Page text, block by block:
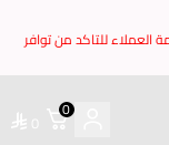
توافر